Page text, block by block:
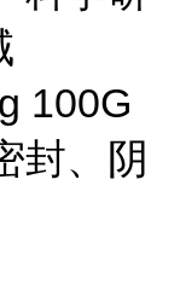
100G
封、阴